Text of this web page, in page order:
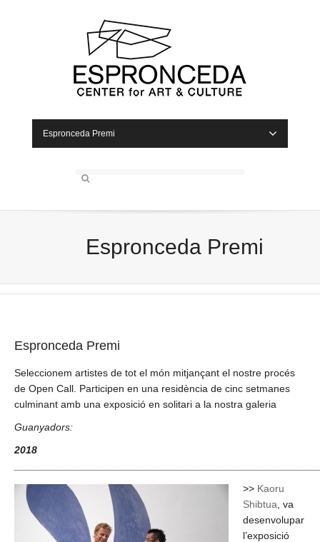
Espronceda Premi
Espronceda Premi
Espronceda Premi
Seleccionem artistes de tot el món mitjançant el nostre procés
de Open Call. Participen en una residència de cinc setmanes
culminant amb una exposició en solitari a la nostra galeria
Guanyadors:
2018
>> Kaoru
Shibtua , va
desenvolupar
l’exposició